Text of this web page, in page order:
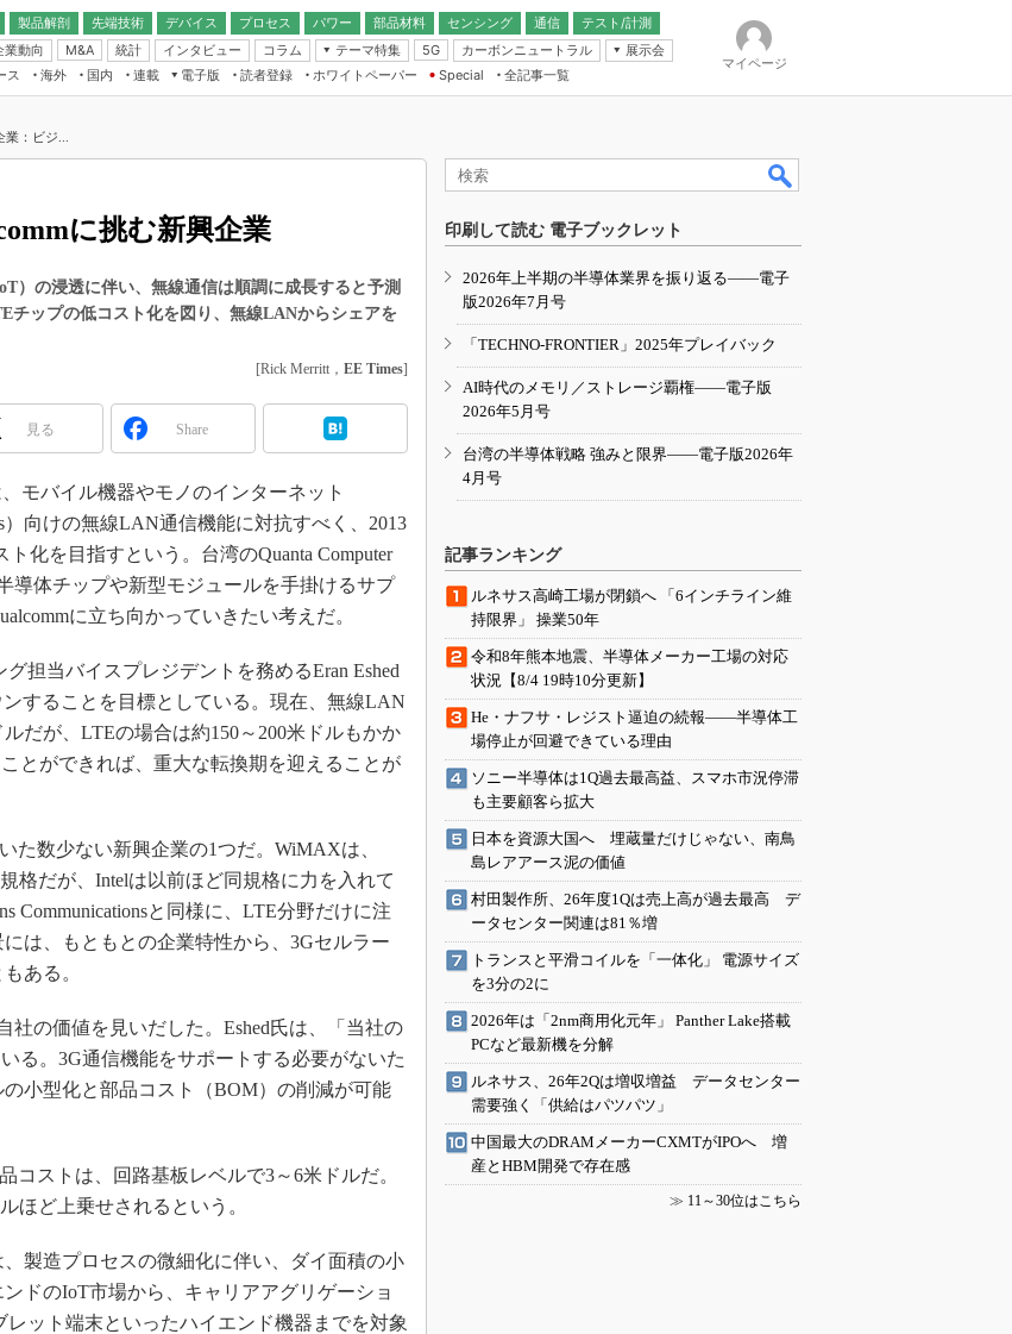
製品解剖
先端技術
デバイス
プロセス パワー 部品材料 センシング
通信
無線
テスト/計測
業動向 M&A 統計 インタビュー コラム
テーマ特集
フィジカルAI
読者調査（EE Times Research）
IoT
エレクトロニクス入門（EDN
5G カーボンニュートラル
展示会
IoT・エッジコンピューティング
EXPO
TECHNO-FRONTIER
人とくるま展
ス 海外 国内
連載
信
ニアの社会人大
こと、次の10年
アの新トレンド
が仕掛けた社内
来展望」
エンジニア」の
電子版
レット
読者登録 ホワイトペーパー
Special
全記事一覧
マイページ
：ビジ...
に挑む新興企業
）の浸透に伴い、無線通信は順調に成長すると予測
チップの低コスト化を図り、無線LANからシェアを
[Rick Merritt， EE Times]
見る Share
モバイル機器やモノのインターネット
）向けの無線LAN通信機能に対抗すべく、2013
化を目指すという。台湾のQuanta Computer
導体チップや新型モジュールを手掛けるサプ
に立ち向かっていきたい考えだ。
担当バイスプレジデントを務めるEran Eshed
することを目標としている。現在、無線LAN
だが、LTEの場合は約150～200米ドルもかか
とができれば、重大な転換期を迎えることが
数少ない新興企業の1つだ。WiMAXは、
格だが、Intelは以前ほど同規格に力を入れて
Communicationsと同様に、LTE分野だけに注
は、もともとの企業特性から、3Gセルラー
ある。
の価値を見いだした。Eshed氏は、「当社の
る。3G通信機能をサポートする必要がないた
小型化と部品コスト（BOM）の削減が可能
コストは、回路基板レベルで3～6米ドルだ。
ほど上乗せされるという。
製造プロセスの微細化に伴い、ダイ面積の小
ドのIoT市場から、キャリアアグリゲーショ
レット端末といったハイエンド機器までを対象
印刷して読む 電子ブックレット
2026年上半期の半導体業界を振り返る――電子
版2026年7月号
「TECHNO-FRONTIER」2025年プレイバック
AI時代のメモリ／ストレージ覇権――電子版
2026年5月号
台湾の半導体戦略 強みと限界――電子版2026年
4月号
記事ランキング
ルネサス高崎工場が閉鎖へ 「6インチライン維
持限界」 操業50年
令和8年熊本地震、半導体メーカー工場の対応
状況【8/4 19時10分更新】
He・ナフサ・レジスト逼迫の続報――半導体工
場停止が回避できている理由
ソニー半導体は1Q過去最高益、スマホ市況停滞
も主要顧客ら拡大
日本を資源大国へ 埋蔵量だけじゃない、南鳥
島レアアース泥の価値
村田製作所、26年度1Qは売上高が過去最高 デ
ータセンター関連は81％増
トランスと平滑コイルを「一体化」 電源サイズ
を3分の2に
2026年は「2nm商用化元年」 Panther Lake搭載
PCなど最新機を分解
ルネサス、26年2Qは増収増益 データセンター
需要強く「供給はパツパツ」
中国最大のDRAMメーカーCXMTがIPOへ 増
産とHBM開発で存在感
≫ 11～30位はこちら